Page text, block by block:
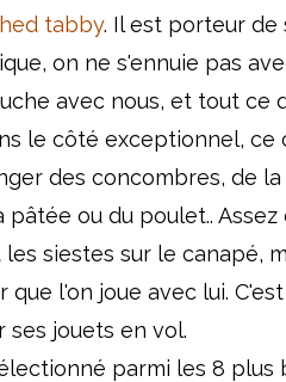
tabby. Il est porteur de
on ne s'ennuie pas
avec nous, et tout ce
le côté exceptionnel, ce
des concombres, de
ou du poulet.. Assez
siestes sur le canapé,
l'on joue avec lui.
ses jouets en vol.
parmi les 8 plus